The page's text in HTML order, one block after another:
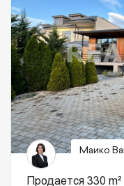
Маико
Продается 330